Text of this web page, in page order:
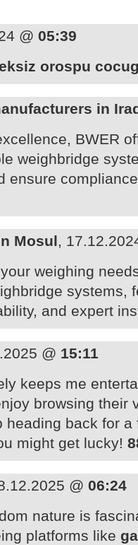
@ 05:39
orospu
in
BWER
weighbridge
ensure
Mosul,
weighing
systems,
and expert
@ 15:11
keeps me
browsing their
heading back for a
might get lucky!
@ 06:24
nature is
platforms like